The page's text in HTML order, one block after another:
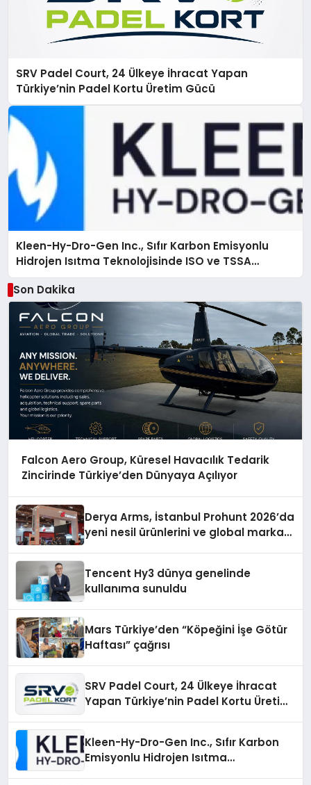
SRV Padel Court, 24 Ülkeye İhracat Yapan
Türkiye’nin Padel Kortu Üretim Gücü
Kleen-Hy-Dro-Gen Inc., Sıfır Karbon Emisyonlu
Hidrojen Isıtma Teknolojisinde ISO ve TSSA
Düzenleyici Onaylarını Aldı
Son Dakika
Falcon Aero Group, Küresel Havacılık Tedarik
Zincirinde Türkiye’den Dünyaya Açılıyor
Derya Arms, İstanbul Prohunt 2026’da
yeni nesil ürünlerini ve global marka
Tencent Hy3 dünya genelinde
kullanıma sunuldu
Mars Türkiye’den “Köpeğini İşe Götür
Haftası” çağrısı
SRV Padel Court, 24 Ülkeye İhracat
Yapan Türkiye’nin Padel Kortu Üretim
Kleen-Hy-Dro-Gen Inc., Sıfır Karbon
Emisyonlu Hidrojen Isıtma